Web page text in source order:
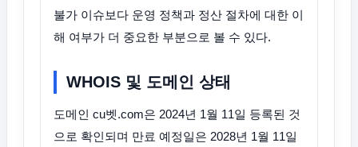
불가 이슈보다 운영 정책과 정산 절차에 대한 이
해 여부가 더 중요한 부분으로 볼 수 있다.
WHOIS 및 도메인 상태
도메인 cu벳.com은 2024년 1월 11일 등록된 것
으로 확인되며 만료 예정일은 2028년 1월 11일